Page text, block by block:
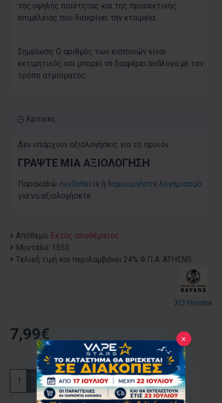
της υψηλής ποιότητας και της προσεκτικής
επιμέλειας που διακρίνει την εταιρεία.
Σημείωση: Ο αριθμός των εισπνοών είναι
εκτιμητικός και μπορεί να διαφέρει ανάλογα με τον
τρόπο ατμίσματος.
Κριτικές
Δεν υπάρχουν αξιολογήσεις για το προϊόν.
ΓΡΆΨΤΕ ΜΙΑ ΑΞΙΟΛΌΓΗΣΗ
Παρακαλώ συνδεθείτε ή δημιουργήστε λογαριασμό
για να αξιολογήσετε
Απόθεμα: Εκτός αποθέματος
Μοντέλο: 1555
Tελική τιμή και περιλαμβάνει 24% Φ.Π.Α: ATHENS
XO Havana
7,99€